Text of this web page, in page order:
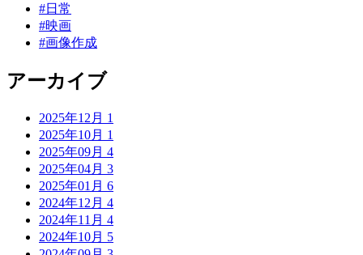
#日常
#映画
#画像作成
アーカイブ
2025年12月 1
2025年10月 1
2025年09月 4
2025年04月 3
2025年01月 6
2024年12月 4
2024年11月 4
2024年10月 5